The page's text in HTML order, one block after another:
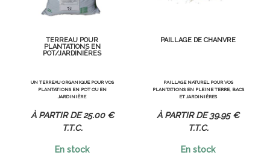
TERREAU POUR
PLANTATIONS EN
POT/JARDINIÈRES
UN TERREAU ORGANIQUE POUR VOS
PLANTATIONS EN POT OU EN
JARDINIÈRE
25.00 €
T.T.C.
En stock
PAILLAGE DE CHANVRE
PAILLAGE NATUREL POUR VOS
PLANTATIONS EN PLEINE TERRE, BACS
ET JARDINIÈRES
39.95 €
T.T.C.
En stock